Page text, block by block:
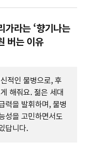
가라는 ‘향기나는
버는 이유
적인 물병으로, 후
해줘요. 젊은 세대
력을 발휘하며, 물병
성을 고민하면서도
답니다.